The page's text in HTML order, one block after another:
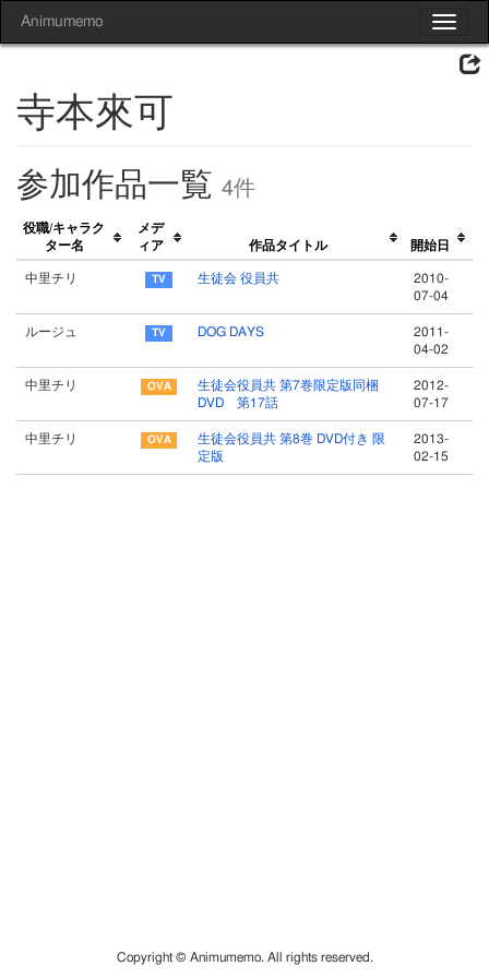
Toggle
Animumemo
寺本來可
参加作品一覧 4件
役職/キャラク
ター名
メデ
ィア
作品タイトル 開始日
中里チリ 生徒会 役員共
2010-
07-04
ルージュ DOG DAYS
2011-
04-02
中里チリ
生徒会役員共 第7巻限定版同梱
DVD 第17話
2012-
07-17
中里チリ
生徒会役員共 第8巻 DVD付き 限
定版
2013-
02-15
Copyright © Animumemo. All rights reserved.